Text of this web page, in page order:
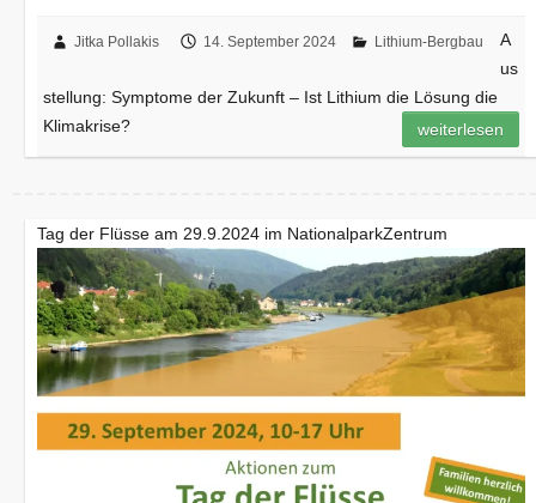
Jitka Pollakis 14. September 2024 Lithium-Bergbau
A
us
stellung: Symptome der Zukunft – Ist Lithium die Lösung die
Klimakrise?
weiterlesen
Tag der Flüsse am 29.9.2024 im NationalparkZentrum